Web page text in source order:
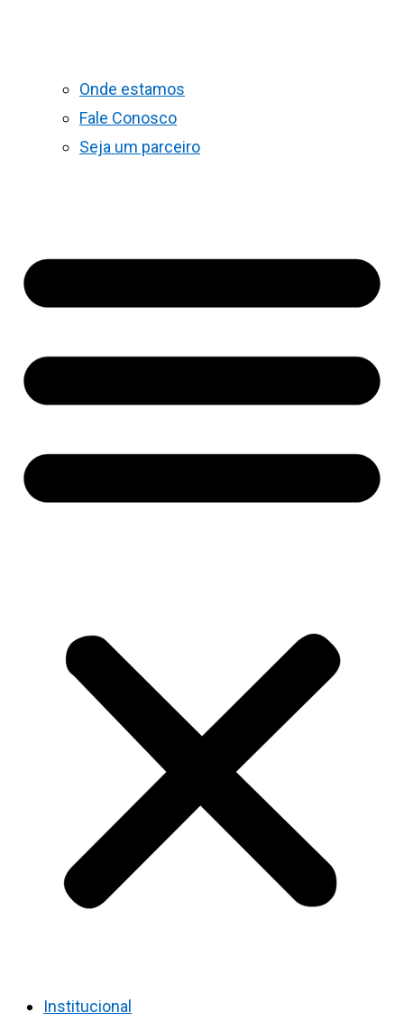
Onde estamos
Fale Conosco
Seja um parceiro
Institucional